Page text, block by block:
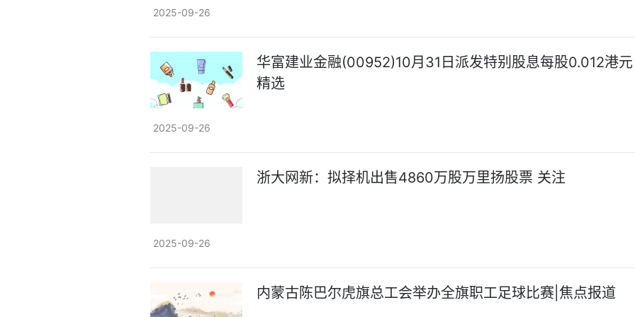
2025-09-26
华富建业金融(00952)10月31日派发特别股息每股0.012港元
精选
2025-09-26
浙大网新：拟择机出售4860万股万里扬股票 关注
2025-09-26
内蒙古陈巴尔虎旗总工会举办全旗职工足球比赛|焦点报道